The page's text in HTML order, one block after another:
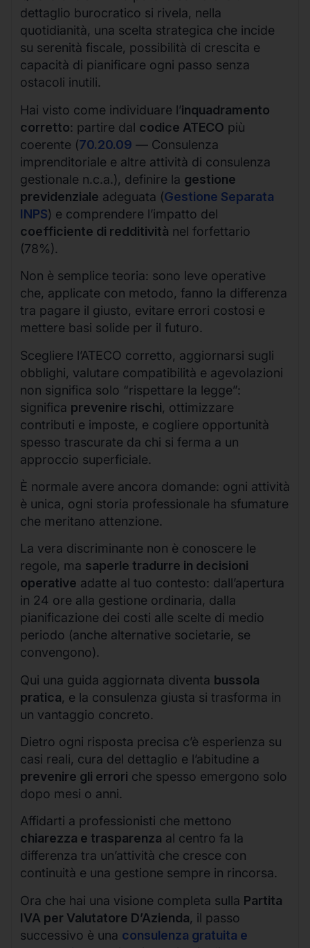
dettaglio burocratico si rivela, nella
quotidianità, una scelta strategica che incide
su serenità fiscale, possibilità di crescita e
capacità di pianificare ogni passo senza
ostacoli inutili.
Hai visto come individuare l’inquadramento
corretto: partire dal codice ATECO più
coerente (70.20.09 — Consulenza
imprenditoriale e altre attività di consulenza
gestionale n.c.a.), definire la gestione
previdenziale adeguata (Gestione Separata
INPS) e comprendere l’impatto del
coefficiente di redditività nel forfettario
(78%).
Non è semplice teoria: sono leve operative
che, applicate con metodo, fanno la differenza
tra pagare il giusto, evitare errori costosi e
mettere basi solide per il futuro.
Scegliere l’ATECO corretto, aggiornarsi sugli
obblighi, valutare compatibilità e agevolazioni
non significa solo “rispettare la legge”:
significa prevenire rischi, ottimizzare
contributi e imposte, e cogliere opportunità
spesso trascurate da chi si ferma a un
approccio superficiale.
È normale avere ancora domande: ogni attività
è unica, ogni storia professionale ha sfumature
che meritano attenzione.
La vera discriminante non è conoscere le
regole, ma saperle tradurre in decisioni
operative adatte al tuo contesto: dall’apertura
in 24 ore alla gestione ordinaria, dalla
pianificazione dei costi alle scelte di medio
periodo (anche alternative societarie, se
convengono).
Qui una guida aggiornata diventa bussola
pratica, e la consulenza giusta si trasforma in
un vantaggio concreto.
Dietro ogni risposta precisa c’è esperienza su
casi reali, cura del dettaglio e l’abitudine a
prevenire gli errori che spesso emergono solo
dopo mesi o anni.
Affidarti a professionisti che mettono
chiarezza e trasparenza al centro fa la
differenza tra un’attività che cresce con
continuità e una gestione sempre in rincorsa.
Ora che hai una visione completa sulla Partita
IVA per Valutatore D’Azienda, il passo
successivo è una consulenza gratuita e